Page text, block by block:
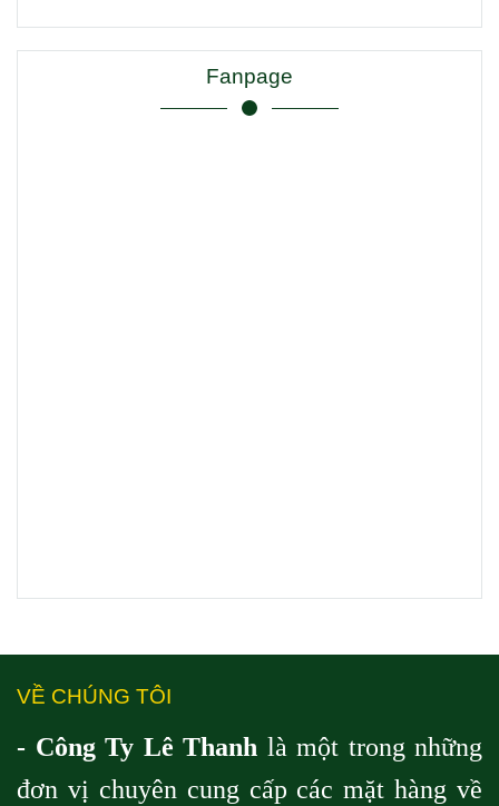
Fanpage
VỀ CHÚNG TÔI
- Công Ty Lê Thanh là một trong những
đơn vị chuyên cung cấp các mặt hàng về